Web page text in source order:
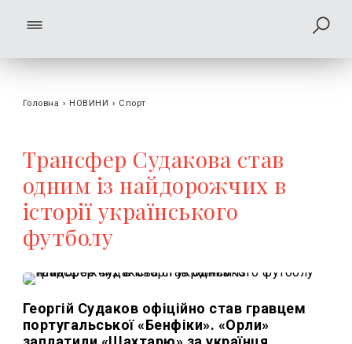
Головна › НОВИНИ › Спорт
Трансфер Судакова став
одним із найдорожчих в
історії українського
футболу
Георгій Судаков офіційно став гравцем
португальської «Бенфіки». «Орли»